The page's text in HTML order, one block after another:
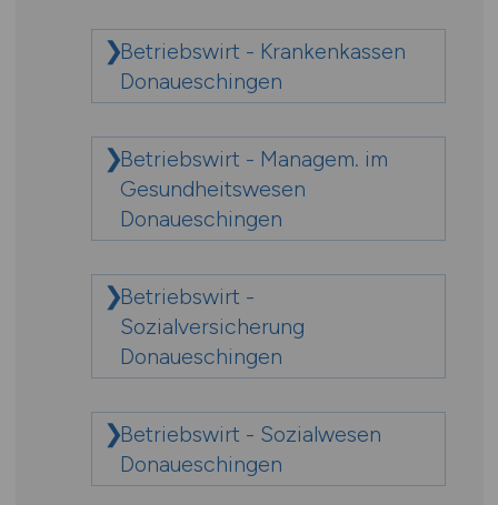
Betriebswirt - Krankenkassen
Donaueschingen
Betriebswirt - Managem. im
Gesundheitswesen
Donaueschingen
Betriebswirt -
Sozialversicherung
Donaueschingen
Betriebswirt - Sozialwesen
Donaueschingen